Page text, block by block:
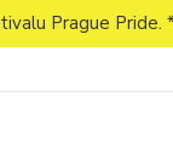
Prague Pride.